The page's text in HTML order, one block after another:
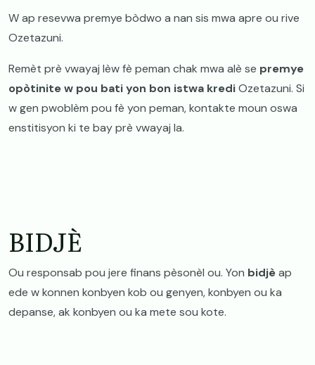
W ap resevwa premye bòdwo a nan sis mwa apre ou rive
Ozetazuni.
Remèt prè vwayaj lèw fè peman chak mwa alè se premye
opòtinite w pou bati yon bon istwa krediOzetazuni. Si
w gen pwoblèm pou fè yon peman, kontakte moun oswa
enstitisyon ki te bay prè vwayaj la.
BIDJÈ
Ou responsab pou jere finans pèsonèl ou. Yon bidjèap
ede w konnen konbyen kob ou genyen, konbyen ou ka
depanse, ak konbyen ou ka mete sou kote.